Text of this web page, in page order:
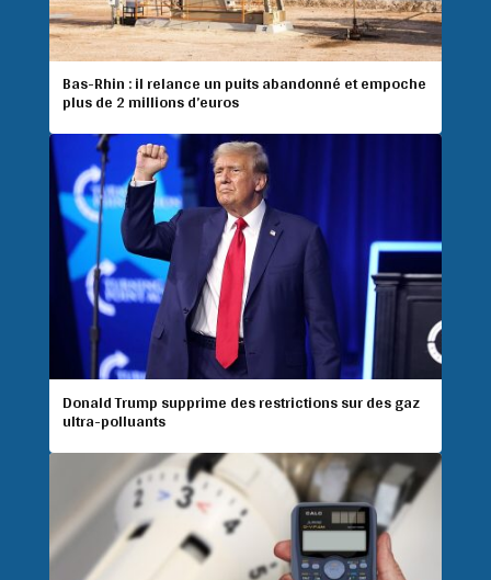
Bas-Rhin : il relance un puits abandonné et empoche
plus de 2 millions d’euros
Donald Trump supprime des restrictions sur des gaz
ultra-polluants